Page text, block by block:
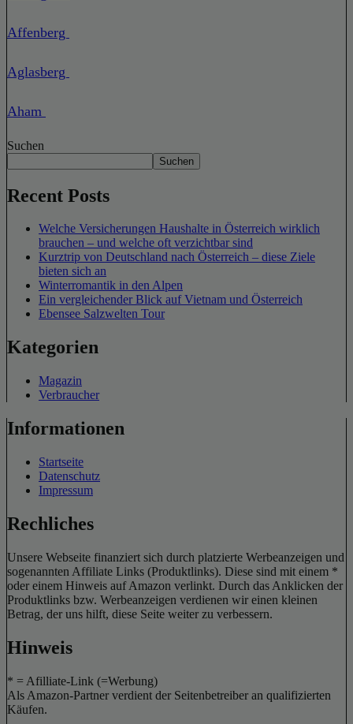
Affenberg
Aglasberg
Aham
Suchen
Suchen
Recent Posts
Welche Versicherungen Haushalte in Österreich wirklich
brauchen – und welche oft verzichtbar sind
Kurztrip von Deutschland nach Österreich – diese Ziele
bieten sich an
Winterromantik in den Alpen
Ein vergleichender Blick auf Vietnam und Österreich
Ebensee Salzwelten Tour
Kategorien
Magazin
Verbraucher
Informationen
Startseite
Datenschutz
Impressum
Rechliches
Unsere Webseite finanziert sich durch platzierte Werbeanzeigen und
sogenannten Affiliate Links (Produktlinks). Diese sind mit einem *
oder einem Hinweis auf Amazon verlinkt. Durch das Anklicken der
Produktlinks bzw. Werbeanzeigen verdienen wir einen kleinen
Betrag, der uns hilft, diese Seite weiter zu verbessern.
Hinweis
* = Afilliate-Link (=Werbung)
Als Amazon-Partner verdient der Seitenbetreiber an qualifizierten
Käufen.